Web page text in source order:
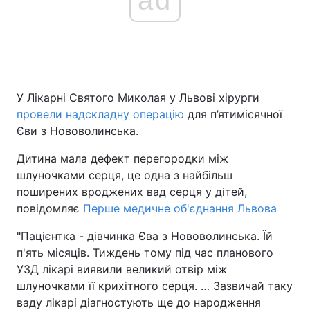
У Лікарні Святого Миколая у Львові хірурги
провели надскладну операцію для п’ятимісячної
Єви з Нововолинська.
Дитина мала дефект перегородки між
шлуночками серця, це одна з найбільш
поширених вроджених вад серця у дітей,
повідомляє Перше медичне об'єднання Львова
"Пацієнтка - дівчинка Єва з Нововолинська. Їй
п'ять місяців. Тиждень тому під час планового
УЗД лікарі виявили великий отвір між
шлуночками її крихітного серця. … Зазвичай таку
ваду лікарі діагностують ще до народження